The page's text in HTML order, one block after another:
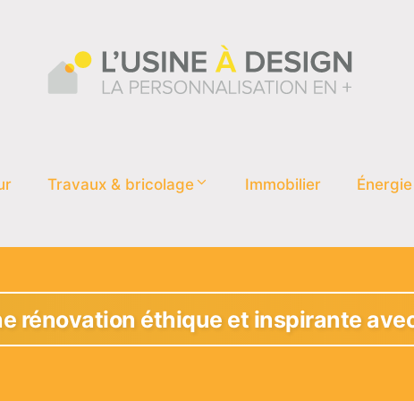
Travaux & bricolage Immobilier Énergie
rénovation éthique et inspirante